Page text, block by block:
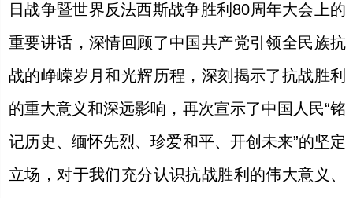
日战争暨世界反法西斯战争胜利80周年大会上的
重要讲话，深情回顾了中国共产党引领全民族抗
战的峥嵘岁月和光辉历程，深刻揭示了抗战胜利
的重大意义和深远影响，再次宣示了中国人民“铭
记历史、缅怀先烈、珍爱和平、开创未来”的坚定
立场，对于我们充分认识抗战胜利的伟大意义、